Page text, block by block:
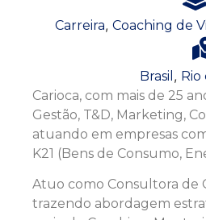
Carioca, com mais de 25
Gestão, T&D, Marketing,
atuando em empresas
K21 (Bens de Consumo,
Atuo como Consultora de
trazendo abordagem
Carreira, Coaching de
Brasil , Rio